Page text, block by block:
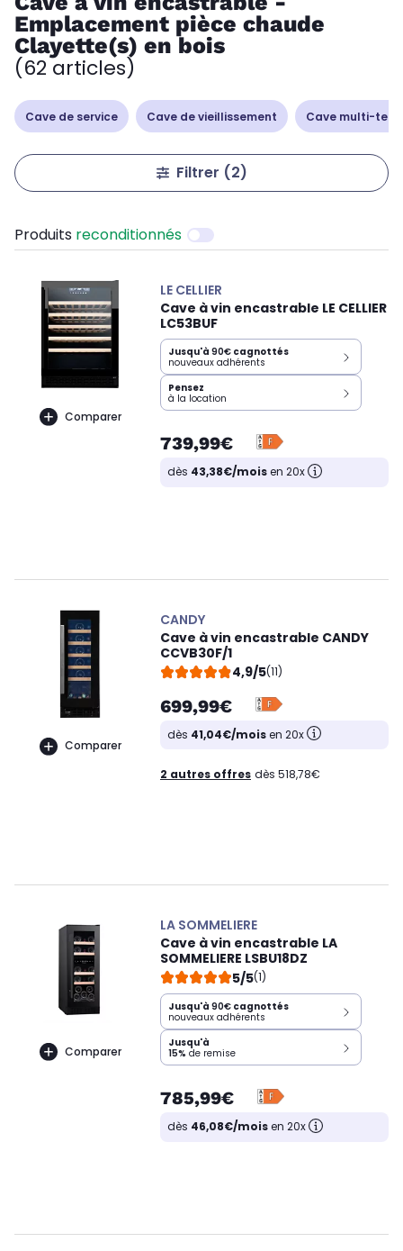
Emplacement pièce chaude
Clayette(s) en bois
(62 articles)
Cave de service Cave de vieillissement Cave multi-
Filtrer (2)
Produits reconditionnés
Comparer
LE CELLIER
Cave à vin encastrable LE CELLIER
LC53BUF
Jusqu'à 90€ cagnottés
nouveaux adhérents
Pensez
à la location
739,99€
dès 43,38€/moisen 20x
Comparer
CANDY
Cave à vin encastrable CANDY
CCVB30F/1
4,9/5(11)
699,99€
dès 41,04€/moisen 20x
2 autres offres dès 518,78€
Comparer
LA SOMMELIERE
Cave à vin encastrable LA
SOMMELIERE LSBU18DZ
5/5(1)
Jusqu'à 90€ cagnottés
nouveaux adhérents
Jusqu'à
15% de remise
785,99€
dès 46,08€/moisen 20x